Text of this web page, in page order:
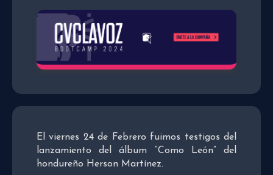
El viernes 24 de Febrero fuimos testigos del
lanzamiento del álbum “Como León” del
hondureño Herson Martínez.